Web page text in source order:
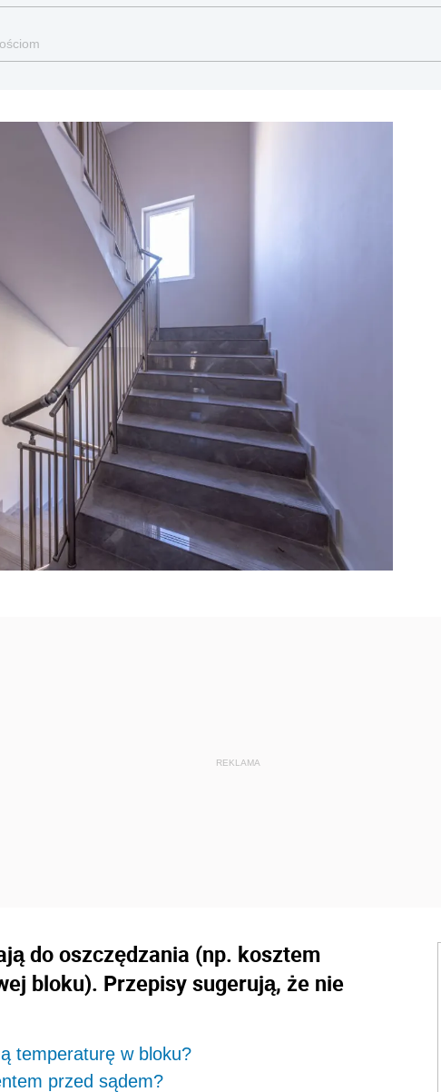
do oszczędzania (np. kosztem
bloku). Przepisy sugerują, że nie
temperaturę w bloku?
przed sądem?